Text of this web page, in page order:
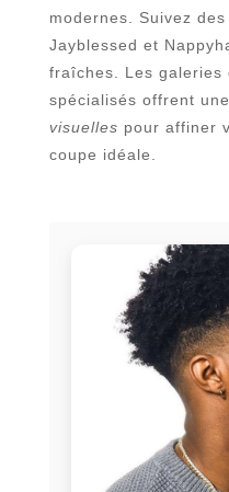
modernes. Suivez
Jayblessed et
fraîches. Les galeries
spécialisés offrent une
visuelles pour affiner
coupe idéale.